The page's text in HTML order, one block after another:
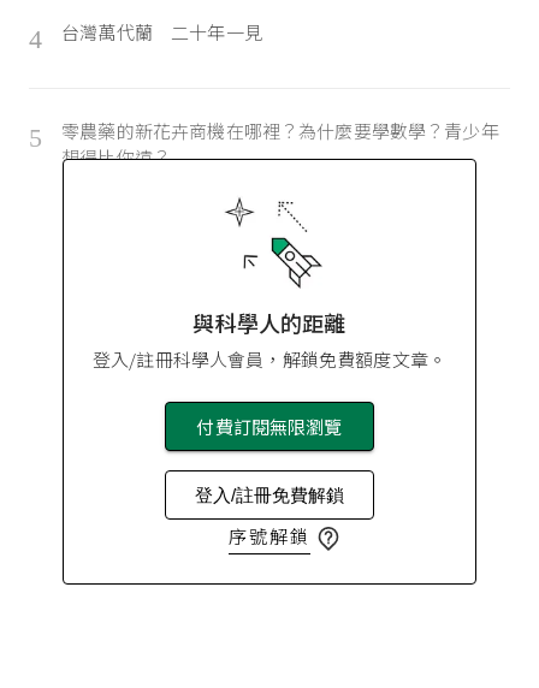
4 台灣萬代蘭 二十年一見
5
零農藥的新花卉商機在哪裡？為什麼要學數學？青少年
想得比你遠？
與科學人的距離
登入/註冊科學人會員，解鎖免費額度文章。
付費訂閱無限瀏覽
登入/註冊免費解鎖
序號解鎖